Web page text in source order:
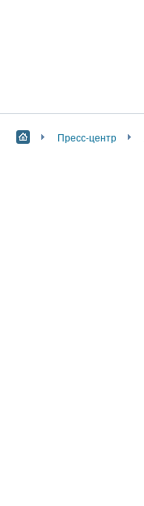
Пресс-центр